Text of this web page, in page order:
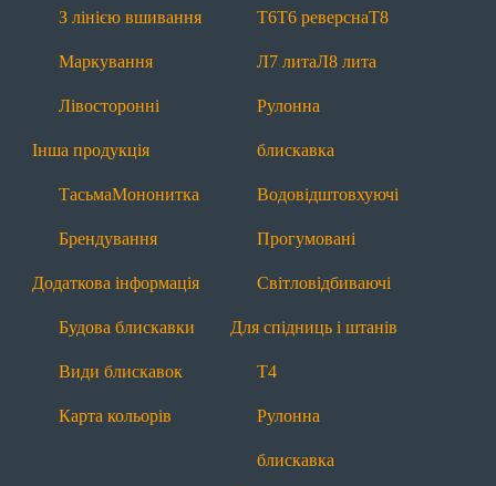
З лінією вшивання
Маркування
Лівосторонні
Інша продукція
ТасьмаМононитка
Брендування
Додаткова інформація
Будова блискавки
Види блискавок
Карта кольорів
Т6Т6 реверснаТ8
Л7 литаЛ8 лита
Рулонна
блискавка
Водовідштовхуючі
Прогумовані
Світловідбиваючі
Для спідниць і штанів
Т4
Рулонна
блискавка
Додаткова інформація
Види блискавок
Карта кольорів
Блискавки за призначенням
Для взуття
З лінією вшивання
Рулонна блискавка Водовідштовхуючі
Прогумовані Світловідбиваючі
Для одягу
Т6 Т6 реверсна